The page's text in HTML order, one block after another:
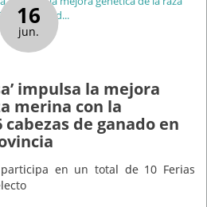
16
jun.
impulsa la mejora
merina con la
de ganado en
en un total de 10 Ferias